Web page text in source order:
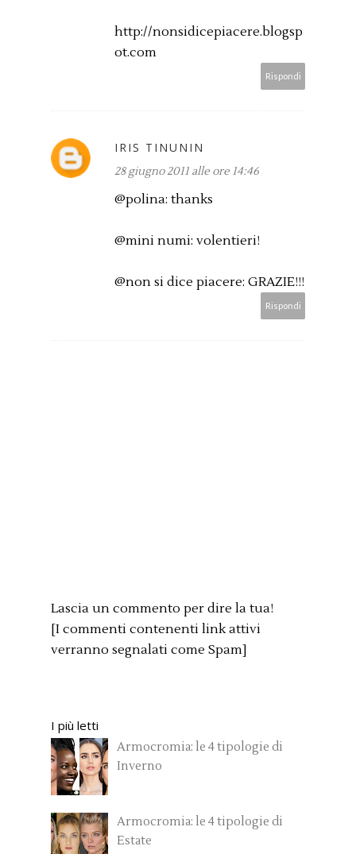
http://nonsidicepiacere.blogsp
ot.com
Rispondi
IRIS TINUNIN
28 giugno 2011 alle ore 14:46
@polina: thanks
@mini numi: volentieri!
@non si dice piacere: GRAZIE!!!
Rispondi
Lascia un commento per dire la tua!
[I commenti contenenti link attivi
verranno segnalati come Spam]
I più letti
Armocromia: le 4 tipologie di
Inverno
Armocromia: le 4 tipologie di
Estate